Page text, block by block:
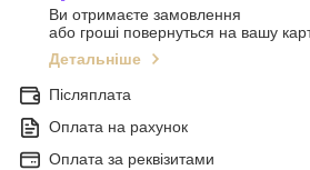
Ви отримаєте замовлення
або гроші повернуться на вашу
Детальніше
Післяплата
Оплата на рахунок
Оплата за реквізитами